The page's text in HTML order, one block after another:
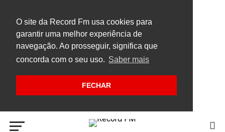
O site da Record Fm usa cookies para
garantir uma melhor experiência de
navegação. Ao prosseguir, significa que
concorda com o seu uso. Saber mais
FECHAR